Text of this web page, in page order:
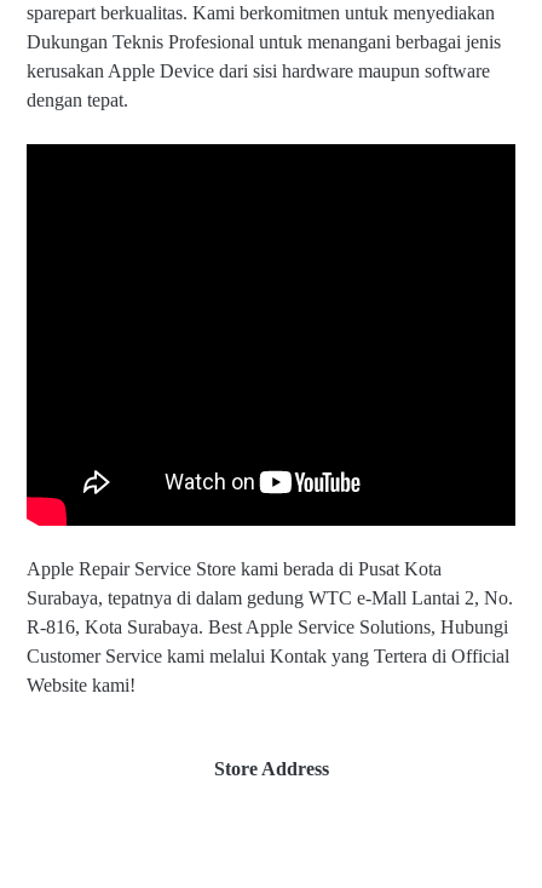
sparepart berkualitas. Kami berkomitmen untuk menyediakan
Dukungan Teknis Profesional untuk menangani berbagai jenis
kerusakan Apple Device dari sisi hardware maupun software
dengan tepat.
Apple Repair Service Store kami berada di Pusat Kota
Surabaya, tepatnya di dalam gedung WTC e-Mall Lantai 2, No.
R-816, Kota Surabaya. Best Apple Service Solutions, Hubungi
Customer Service kami melalui Kontak yang Tertera di Official
Website kami!
Store Address